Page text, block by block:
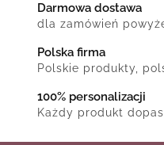
Darmowa dostawa
dla zamówień
Polska firma
Polskie produkty,
100% personalizacji
Każdy produkt